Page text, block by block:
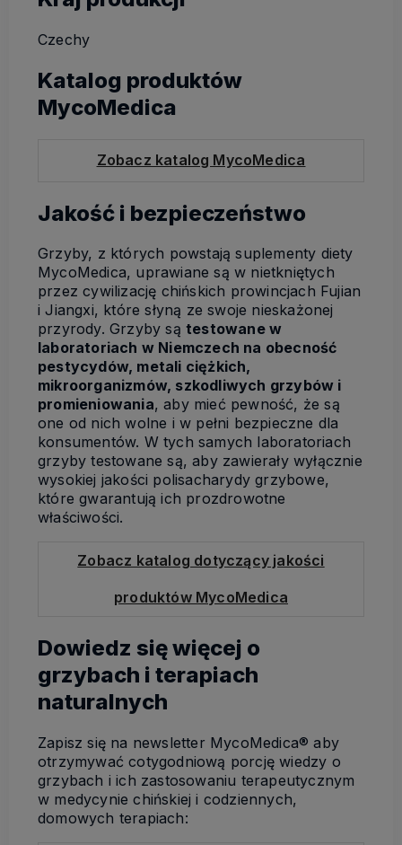
Czechy
Katalog produktów
MycoMedica
Zobacz katalog MycoMedica
Jakość i bezpieczeństwo
Grzyby, z których powstają suplementy diety
MycoMedica, uprawiane są w nietkniętych
przez cywilizację chińskich prowincjach Fujian
i Jiangxi, które słyną ze swoje nieskażonej
przyrody. Grzyby są testowane w
laboratoriach w Niemczech na obecność
pestycydów, metali ciężkich,
mikroorganizmów, szkodliwych grzybów i
promieniowania, aby mieć pewność, że są
one od nich wolne i w pełni bezpieczne dla
konsumentów. W tych samych laboratoriach
grzyby testowane są, aby zawierały wyłącznie
wysokiej jakości polisacharydy grzybowe,
które gwarantują ich prozdrowotne
właściwości.
Zobacz katalog dotyczący jakości
produktów MycoMedica
Dowiedz się więcej o
grzybach i terapiach
naturalnych
Zapisz się na newsletter MycoMedica® aby
otrzymywać cotygodniową porcję wiedzy o
grzybach i ich zastosowaniu terapeutycznym
w medycynie chińskiej i codziennych,
domowych terapiach: